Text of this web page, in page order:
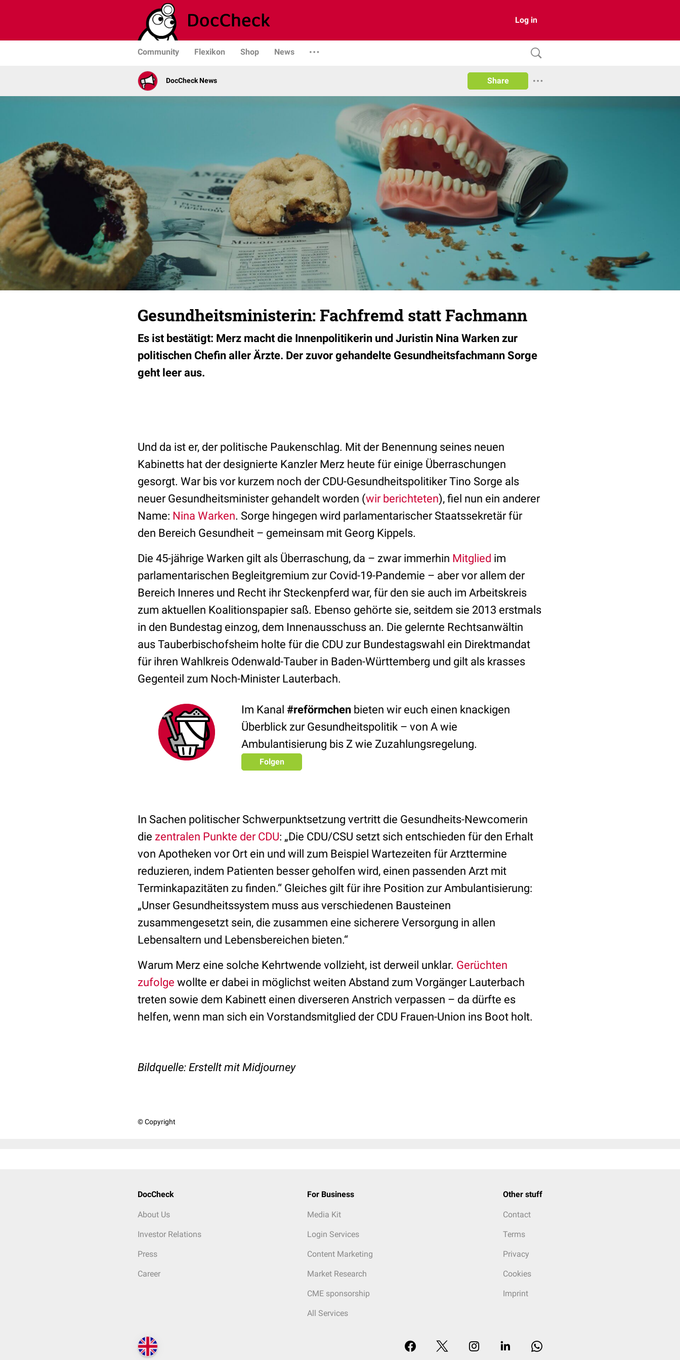
Log in
Community Flexikon Shop News
DocCheck News Share
Gesundheitsministerin: Fachfremd statt Fachmann
Es ist bestätigt: Merz macht die Innenpolitikerin und Juristin Nina Warken zur
politischen Chefin aller Ärzte. Der zuvor gehandelte Gesundheitsfachmann Sorge
geht leer aus.
Und da ist er, der politische Paukenschlag. Mit der Benennung seines neuen
Kabinetts hat der designierte Kanzler Merz heute für einige Überraschungen
gesorgt. War bis vor kurzem noch der CDU-Gesundheitspolitiker Tino Sorge als
neuer Gesundheitsminister gehandelt worden (wir berichteten), fiel nun ein anderer
Name: Nina Warken. Sorge hingegen wird parlamentarischer Staatssekretär für
den Bereich Gesundheit – gemeinsam mit Georg Kippels.
Die 45-jährige Warken gilt als Überraschung, da – zwar immerhin Mitglied im
parlamentarischen Begleitgremium zur Covid-19-Pandemie – aber vor allem der
Bereich Inneres und Recht ihr Steckenpferd war, für den sie auch im Arbeitskreis
zum aktuellen Koalitionspapier saß. Ebenso gehörte sie, seitdem sie 2013 erstmals
in den Bundestag einzog, dem Innenausschuss an. Die gelernte Rechtsanwältin
aus Tauberbischofsheim holte für die CDU zur Bundestagswahl ein Direktmandat
für ihren Wahlkreis Odenwald-Tauber in Baden-Württemberg und gilt als krasses
Gegenteil zum Noch-Minister Lauterbach.
Im Kanal #reförmchen bieten wir euch einen knackigen
Überblick zur Gesundheitspolitik – von A wie
Ambulantisierung bis Z wie Zuzahlungsregelung.
Folgen
In Sachen politischer Schwerpunktsetzung vertritt die Gesundheits-Newcomerin
die zentralen Punkte der CDU: „Die CDU/CSU setzt sich entschieden für den Erhalt
von Apotheken vor Ort ein und will zum Beispiel Wartezeiten für Arzttermine
reduzieren, indem Patienten besser geholfen wird, einen passenden Arzt mit
Terminkapazitäten zu finden.“ Gleiches gilt für ihre Position zur Ambulantisierung:
„Unser Gesundheitssystem muss aus verschiedenen Bausteinen
zusammengesetzt sein, die zusammen eine sicherere Versorgung in allen
Lebensaltern und Lebensbereichen bieten.“
Warum Merz eine solche Kehrtwende vollzieht, ist derweil unklar. Gerüchten
zufolge wollte er dabei in möglichst weiten Abstand zum Vorgänger Lauterbach
treten sowie dem Kabinett einen diverseren Anstrich verpassen – da dürfte es
helfen, wenn man sich ein Vorstandsmitglied der CDU Frauen-Union ins Boot holt.
Bildquelle: Erstellt mit Midjourney
© Copyright
DocCheck
About Us
Investor Relations
Press
Career
For Business
Media Kit
Login Services
Content Marketing
Market Research
CME sponsorship
All Services
Other stuff
Contact
Terms
Privacy
Cookies
Imprint